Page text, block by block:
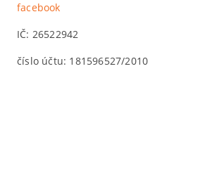
facebook
IČ: 26522942
číslo účtu: 181596527/2010